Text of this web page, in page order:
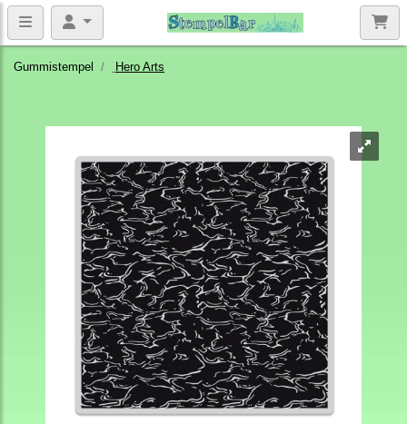
Gummistempel Hero Arts